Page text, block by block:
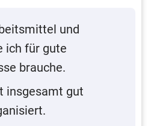
und
ich für gute
brauche.
insgesamt gut